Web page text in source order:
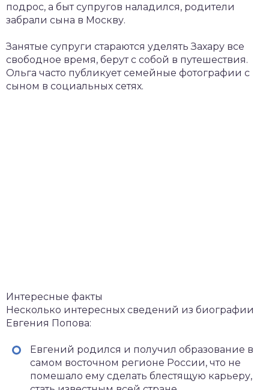
подрос, а быт супругов наладился, родители
забрали сына в Москву.
Занятые супруги стараются уделять Захару все
свободное время, берут с собой в путешествия.
Ольга часто публикует семейные фотографии с
сыном в социальных сетях.
Интересные факты
Несколько интересных сведений из биографии
Евгения Попова:
Евгений родился и получил образование в
самом восточном регионе России, что не
помешало ему сделать блестящую карьеру,